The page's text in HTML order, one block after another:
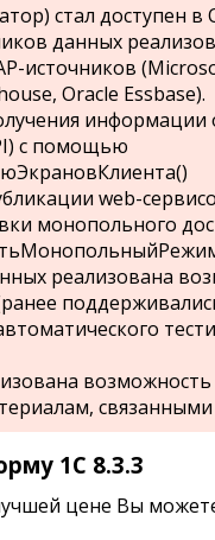
стал доступен в
данных
источников
Oracle Essbase).
информации
с помощью
web-
монопольного
реализована
возможность
связанными
1С 8.3.3
цене Вы